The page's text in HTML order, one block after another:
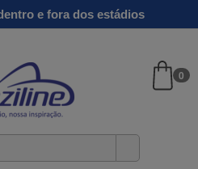
e fora dos estádios
0